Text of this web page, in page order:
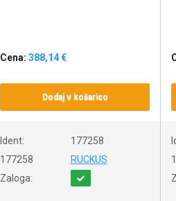
Cena: 388,14 €
Dodaj v košarico
Ident:
177258
177258
RUCKUS
Zaloga: